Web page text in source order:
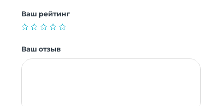
Ваш рейтинг
Ваш отзыв